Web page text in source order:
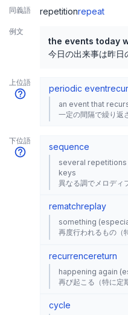
同義語 repetitionrepeat
例文
the events today
今日の出来事は昨日
上位語
periodic event
an event that
一定の間隔で繰り返
下位語
sequence
several
keys
異なる調でメロディ
rematchreplay
something
再度行われるもの（
recurrencereturn
happening again
再び起こる（特に定
cycle